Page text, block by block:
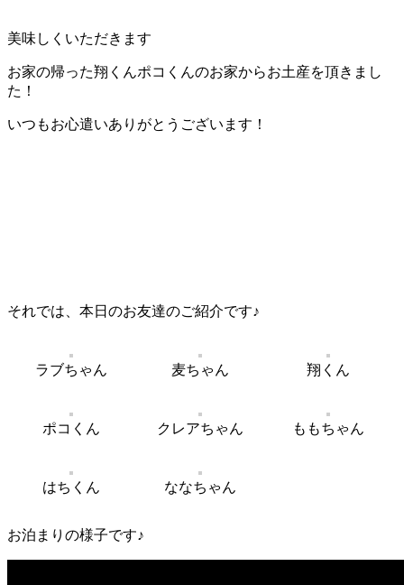
美味しくいただきます
お家の帰った翔くんポコくんのお家からお土産を頂きまし
た！
いつもお心遣いありがとうございます！
それでは、本日のお友達のご紹介です♪
ラブちゃん 麦ちゃん 翔くん
ポコくん クレアちゃん ももちゃん
はちくん ななちゃん
お泊まりの様子です♪